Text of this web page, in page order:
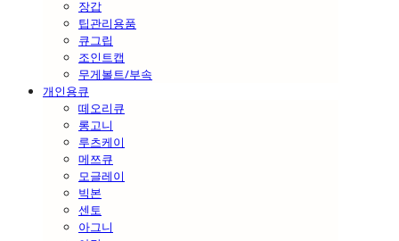
장갑
팁관리용품
큐그립
조인트캡
무게볼트/부속
개인용큐
떼오리큐
롱고니
루츠케이
메쯔큐
모글레이
빅본
센토
아그니